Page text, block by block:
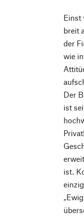
Einst
breit
der
wie
Der
ist
ist.